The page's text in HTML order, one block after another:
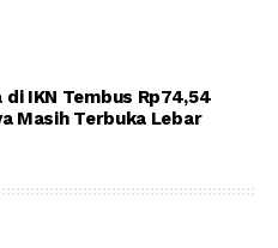
IKN Tembus Rp74,54
Masih Terbuka Lebar